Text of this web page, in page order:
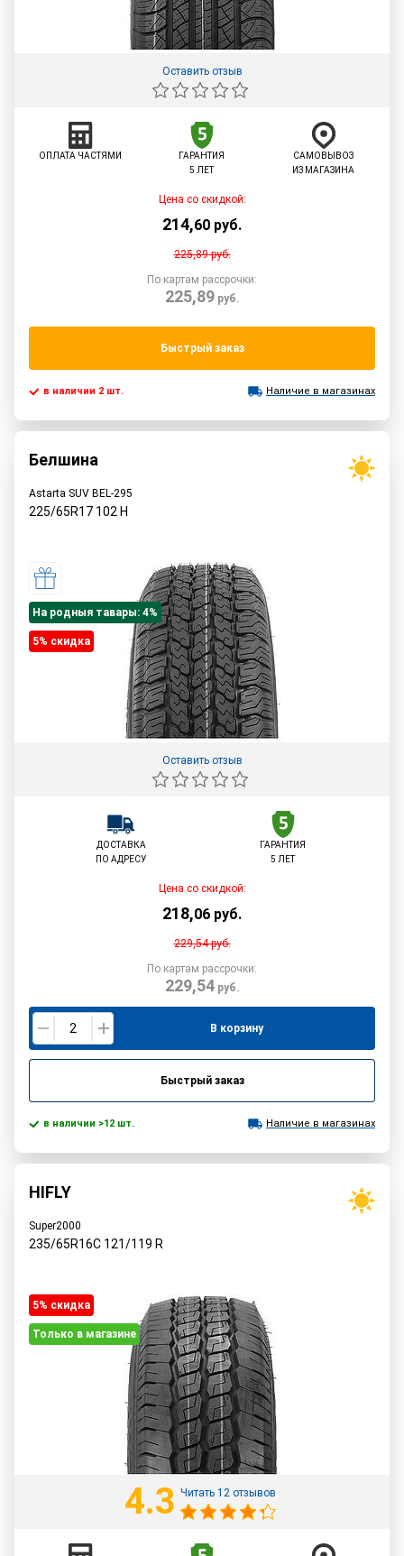
Оставить отзыв
ОПЛАТА ЧАСТЯМИ
ГАРАНТИЯ
5 ЛЕТ
САМОВЫВОЗ
ИЗ МАГАЗИНА
Цена со скидкой:
214,60 руб.
225,89руб.
По картам рассрочки:
225,89руб.
Быстрый заказ
в наличии 2 шт. Наличие в магазинах
Белшина
Astarta SUV BEL-295
225/65R17 102 H
На родныя тавары: 4%
5% cкидка
Оставить отзыв
ДОСТАВКА
ПО АДРЕСУ
ГАРАНТИЯ
5 ЛЕТ
Цена со скидкой:
218,06 руб.
229,54руб.
По картам рассрочки:
229,54руб.
В корзину
Быстрый заказ
в наличии >12 шт. Наличие в магазинах
HIFLY
Super2000
235/65R16C 121/119 R
5% cкидка
Только в магазине
4.3 Читать 12 отзывов